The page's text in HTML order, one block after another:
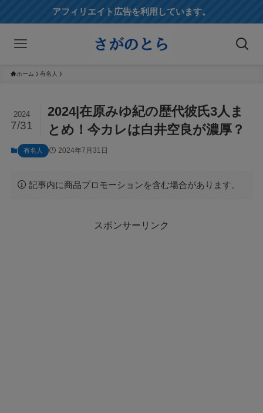
アフィリエイト広告を利用しています。
ホーム 有名人
2024|在原みゆ紀の歴代彼氏3人ま
とめ！今カレは白井空良が濃厚？
2024
7/31
有名人 2024年7月31日
記事内に商品プロモーションを含む場合があります。
スポンサーリンク